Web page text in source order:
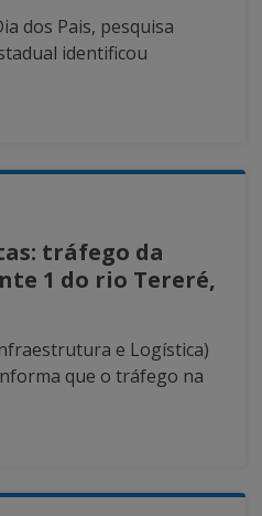
dos Pais, pesquisa
identificou
tráfego da
1 do rio Tereré,
e Logística)
que o tráfego na